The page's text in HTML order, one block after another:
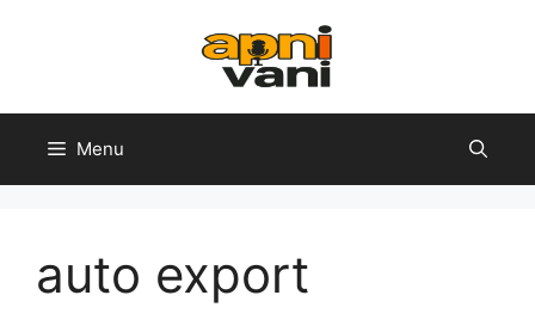
Menu
auto export